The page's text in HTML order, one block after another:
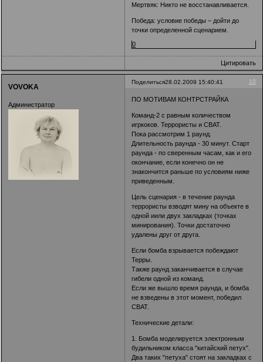
Мертвяк: Никто не восстанавливается.
Победа: условие победы – дойти до
точки определенной сценарием.
0
Цитировать
Поделиться 10
28.02.2009 15:40:41
VOVOKA
Администратор
ПО МОТИВАМ КОНТРСТРАЙКА
Команд-2 с равным количеством
игркоков. Террористы и СВАТ.
Пока рассмотрим 1 раунд.
Длительность раунда - 30 минут. Старт
раунда - по сверенным часам, как и его
окончание, если конечно он не
знакончится раньше по условиям ниже
приведенным.
Цель сценария - в течение раунда
террористы взводят мину на объекте в
одной иили двух закладках (точках
минирования). Точки достаточно
удалены друг от друга.
Если бомба взрывается побеждают
Терры.
Также раунд заканчивается в случае
гибели одной из команд.
Если же вышло время раунда, и бомба
не взведены в этот момент, победил
СВАТ.
Технические детали:
1. Бомба моделируется электронным
будильником класса "китайский петух".
Два таких "петуха" стоят на закладках с